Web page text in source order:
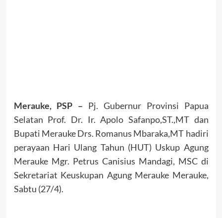
Merauke, PSP – Pj. Gubernur Provinsi Papua
Selatan Prof. Dr. Ir. Apolo Safanpo,ST.,MT dan
Bupati Merauke Drs. Romanus Mbaraka,MT hadiri
perayaan Hari Ulang Tahun (HUT) Uskup Agung
Merauke Mgr. Petrus Canisius Mandagi, MSC di
Sekretariat Keuskupan Agung Merauke Merauke,
Sabtu (27/4).